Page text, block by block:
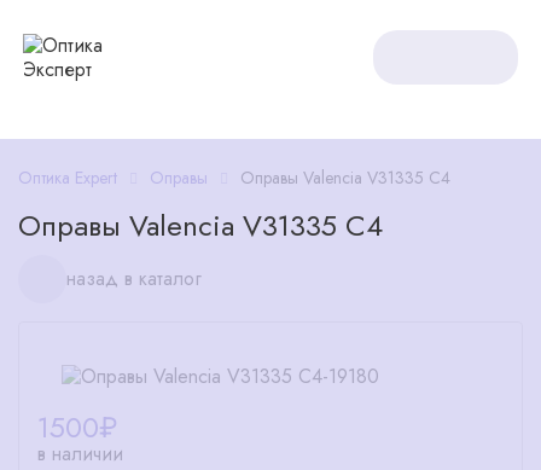
Оптика Expert Оправы Оправы Valencia V31335 C4
Оправы Valencia V31335 C4
назад в каталог
1500₽
в наличии